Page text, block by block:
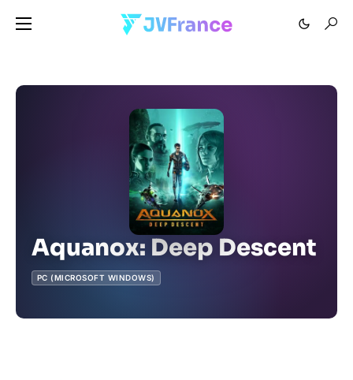
Aquanox: Deep Descent
PC (MICROSOFT WINDOWS)